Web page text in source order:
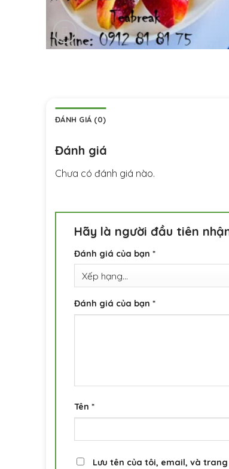
ĐÁNH GIÁ (0)
Đánh giá
Chưa có đánh giá nào.
Hãy là người đầu tiên
Đánh giá của bạn *
Đánh giá của bạn *
Tên *
Lưu tên của tôi, email, và